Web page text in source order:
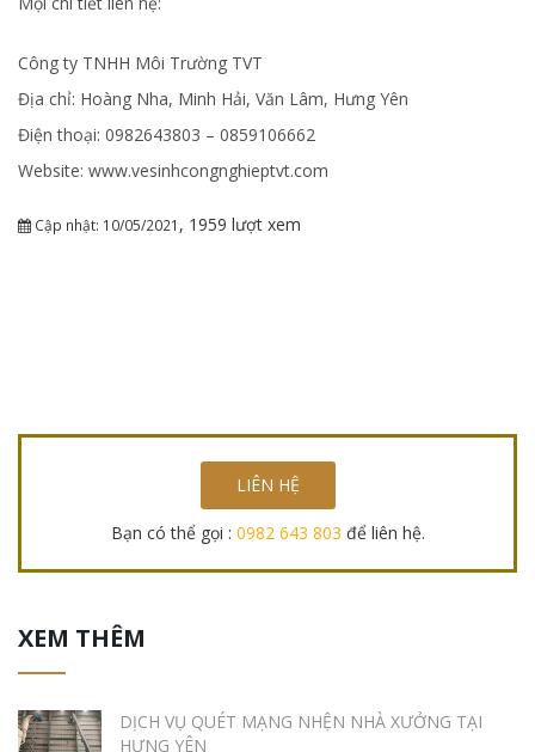
Công ty TNHH Môi Trường TVT
Địa chỉ: Hoàng Nha, Minh Hải, Văn Lâm, Hưng Yên
Điện thoại: 0982643803 – 0859106662
Website: www.vesinhcongnghieptvt.com
Cập nhật: 10/05/2021 , 1959 lượt xem
LIÊN HỆ
Bạn có thể gọi : 0982 643 803 để liên hệ.
XEM THÊM
DỊCH VỤ QUÉT MẠNG NHỆN NHÀ XƯỞNG TẠI
HƯNG YÊN